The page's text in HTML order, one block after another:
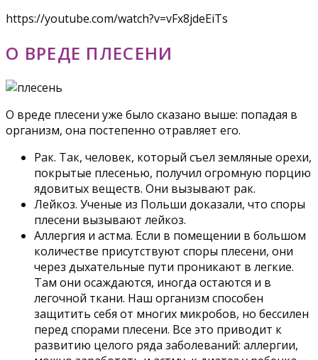
https://youtube.com/watch?v=vFx8jdeEiTs
О ВРЕДЕ ПЛЕСЕНИ
О вреде плесени уже было сказано выше: попадая в
организм, она постепенно отравляет его.
Рак. Так, человек, который съел земляные орехи,
покрытые плесенью, получил огромную порцию
ядовитых веществ. Они вызывают рак.
Лейкоз. Ученые из Польши доказали, что споры
плесени вызывают лейкоз.
Аллергия и астма. Если в помещении в большом
количестве присутствуют споры плесени, они
через дыхательные пути проникают в легкие.
Там они осаждаются, иногда остаются и в
легочной ткани. Наш организм способен
защитить себя от многих микробов, но бессилен
перед спорами плесени. Все это приводит к
развитию целого ряда заболеваний: аллергии,